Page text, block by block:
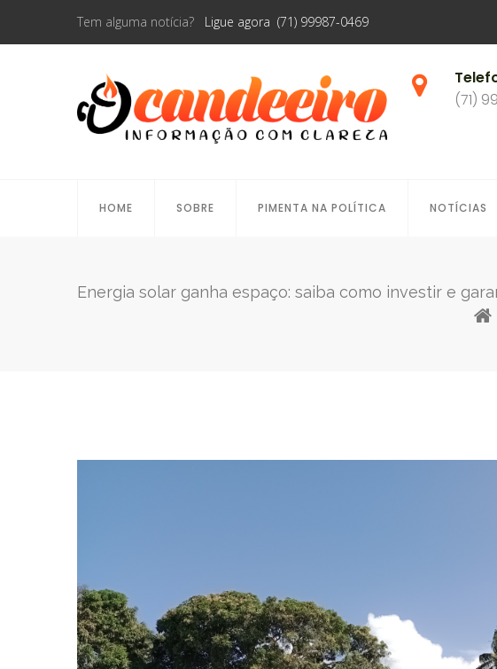
Tem alguma notícia? Ligue agora (71) 99987-0469
(71)
HOME SOBRE PIMENTA NA POLÍTICA NOTÍCIAS
Energia solar ganha espaço: saiba como investir e